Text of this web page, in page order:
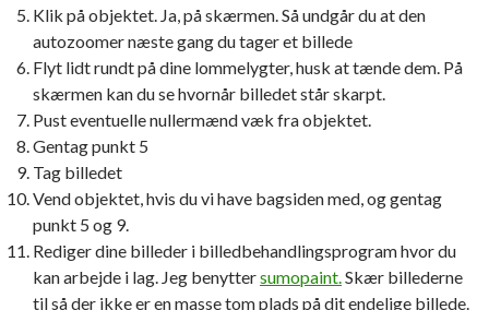
Klik på objektet. Ja, på skærmen. Så undgår du at den
autozoomer næste gang du tager et billede
Flyt lidt rundt på dine lommelygter, husk at tænde dem. På
skærmen kan du se hvornår billedet står skarpt.
Pust eventuelle nullermænd væk fra objektet.
Gentag punkt 5
Tag billedet
Vend objektet, hvis du vi have bagsiden med, og gentag
punkt 5 og 9.
Rediger dine billeder i billedbehandlingsprogram hvor du
kan arbejde i lag. Jeg benyttersumopaint.Skær billederne
til så der ikke er en masse tom plads på dit endelige billede.